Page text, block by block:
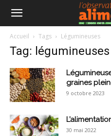
Accueil Tags Légumineuses
Tag: légumineuses
graines
9 octobre 2023
30 mai 2022